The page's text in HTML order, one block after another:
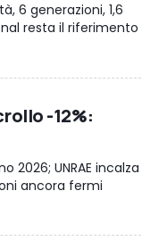
6 generazioni, 1,6
resta il riferimento
-12%:
2026; UNRAE incalza
ancora fermi